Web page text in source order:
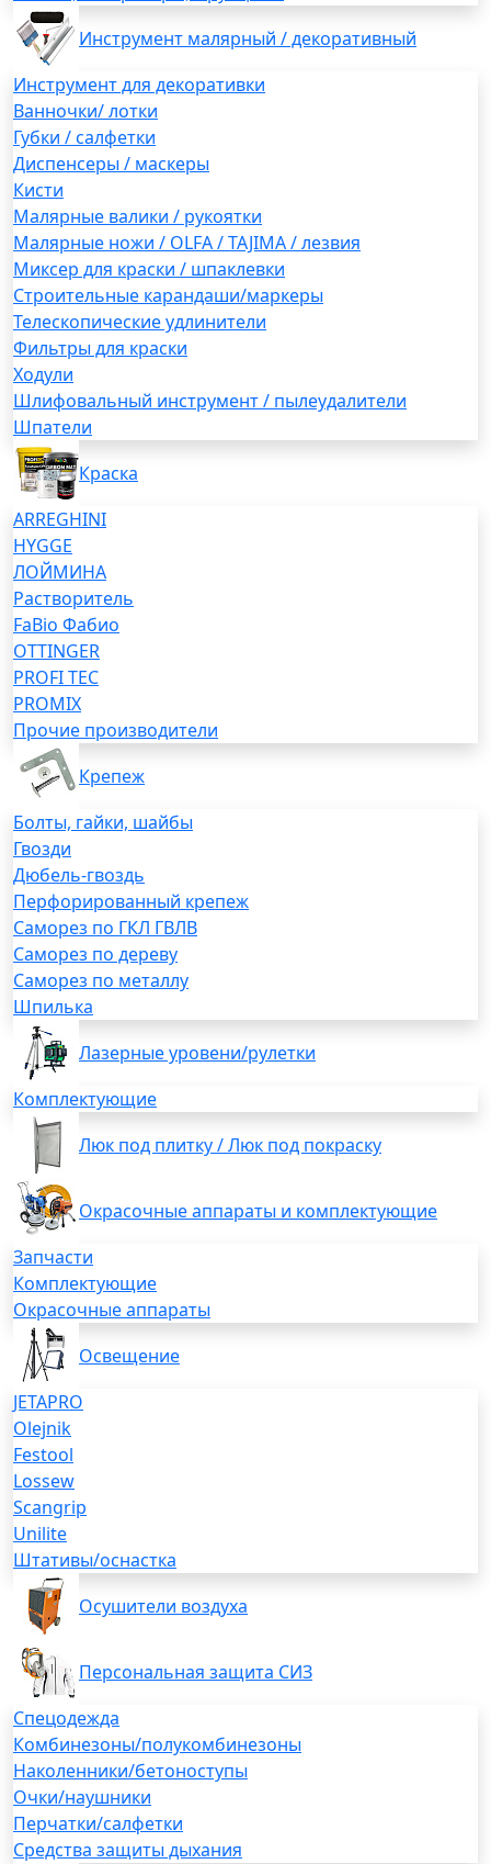
Инструмент малярный / декоративный
Инструмент для декоративки
Ванночки/ лотки
Губки / салфетки
Диспенсеры / маскеры
Кисти
Малярные валики / рукоятки
Малярные ножи / OLFA / TAJIMA / лезвия
Миксер для краски / шпаклевки
Строительные карандаши/маркеры
Телескопические удлинители
Фильтры для краски
Ходули
Шлифовальный инструмент / пылеудалители
Шпатели
Краска
ARREGHINI
HYGGE
ЛОЙМИНА
Растворитель
FaBio Фабио
OTTINGER
PROFI TEC
PROMIX
Прочие производители
Крепеж
Болты, гайки, шайбы
Гвозди
Дюбель-гвоздь
Перфорированный крепеж
Саморез по ГКЛ ГВЛВ
Саморез по дереву
Саморез по металлу
Шпилька
Лазерные уровени/рулетки
Комплектующие
Люк под плитку / Люк под покраску
Окрасочные аппараты и комплектующие
Запчасти
Комплектующие
Окрасочные аппараты
Освещение
JETAPRO
Olejnik
Festool
Lossew
Scangrip
Unilite
Штативы/оснастка
Осушители воздуха
Персональная защита СИЗ
Спецодежда
Комбинезоны/полукомбинезоны
Наколенники/бетоноступы
Очки/наушники
Перчатки/салфетки
Средства защиты дыхания